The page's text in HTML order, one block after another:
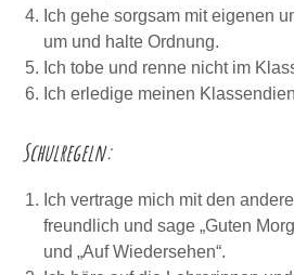
Ich gehe sorgsam mit eigenen
um und halte Ordnung.
Ich tobe und renne nicht im
Ich erledige meinen
Schulregeln:
Ich vertrage mich mit den
freundlich und sage „Guten
und „Auf Wiedersehen“.